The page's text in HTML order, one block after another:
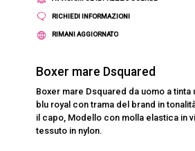
RICHIEDI INFORMAZIONI
RIMANI AGGIORNATO
Boxer mare Dsquared
Boxer mare Dsquared da uomo a tinta
blu royal con trama del brand in
il capo, Modello con molla elastica in
tessuto in nylon.